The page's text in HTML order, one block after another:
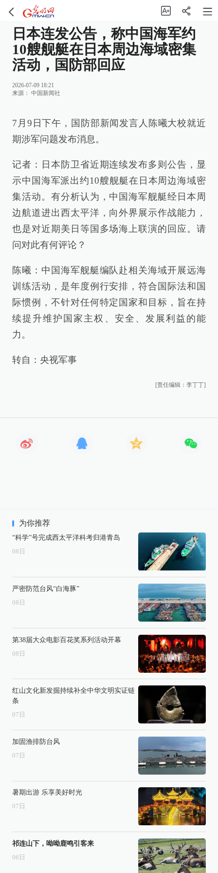
日本连发公告，称中国海军约
10艘舰艇在日本周边海域密集
活动，国防部回应
2026-07-09 18:21
来源： 中国新闻社
7月9日下午，国防部新闻发言人陈曦大校就近
期涉军问题发布消息。
记者：日本防卫省近期连续发布多则公告，显
示中国海军派出约10艘舰艇在日本周边海域密
集活动。有分析认为，中国海军舰艇经日本周
边航道进出西太平洋，向外界展示作战能力，
也是对近期美日等国多场海上联演的回应。请
问对此有何评论？
陈曦：中国海军舰艇编队赴相关海域开展远海
训练活动，是年度例行安排，符合国际法和国
际惯例，不针对任何特定国家和目标，旨在持
续提升维护国家主权、安全、发展利益的能
力。
转自：央视军事
[责任编辑：李丁丁]
为你推荐
“科学”号完成西太平洋科考归港青岛
08 日
严密防范台风“白海豚”
08 日
第38届大众电影百花奖系列活动开幕
08 日
红山文化新发掘持续补全中华文明实证链
条
07 日
加固渔排防台风
07 日
暑期出游 乐享美好时光
07 日
祁连山下，呦呦鹿鸣引客来
06 日